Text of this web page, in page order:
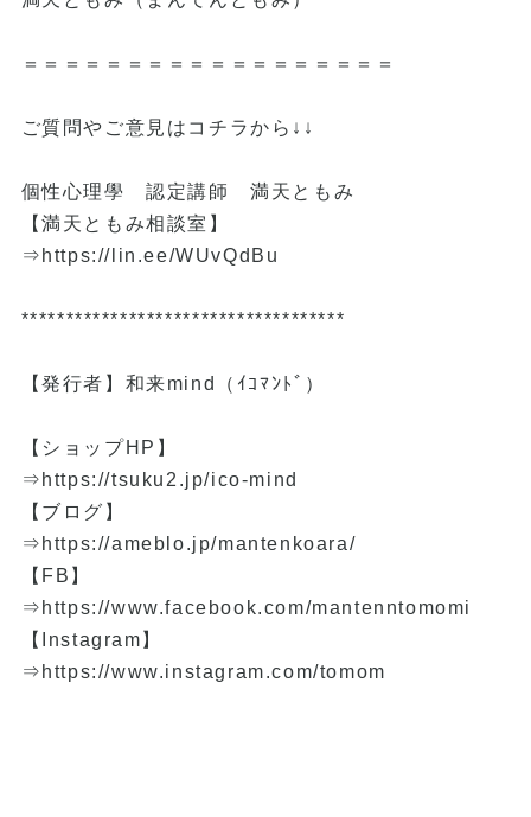
＝＝＝＝＝＝＝＝＝＝＝＝＝＝＝＝＝＝
ご質問やご意見はコチラから↓↓
個性心理學 認定講師 満天ともみ
【満天ともみ相談室】
⇒ https://lin.ee/WUvQdBu
************************************
【発行者】和来mind（ｲｺﾏﾝﾄﾞ）
【ショップHP】
⇒ https://tsuku2.jp/ico-mind
【ブログ】
⇒ https://ameblo.jp/mantenkoara/
【FB】
⇒ https://www.facebook.com/mantenntomomi
【Instagram】
⇒ https://www.instagram.com/tomom